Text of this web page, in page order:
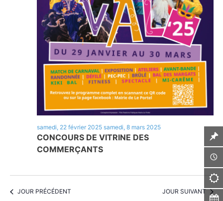
CONCOURS DE VITRINE DES
COMMERÇANTS
samedi, 22 février 2025 samedi, 8 mars 2025
JOUR PRÉCÉDENT JOUR SUIVANT